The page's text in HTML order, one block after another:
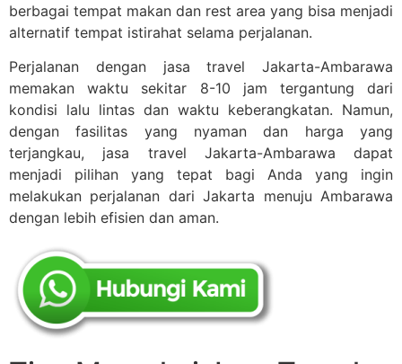
berbagai tempat makan dan rest area yang bisa menjadi
alternatif tempat istirahat selama perjalanan.
Perjalanan dengan jasa travel Jakarta-Ambarawa
memakan waktu sekitar 8-10 jam tergantung dari
kondisi lalu lintas dan waktu keberangkatan. Namun,
dengan fasilitas yang nyaman dan harga yang
terjangkau, jasa travel Jakarta-Ambarawa dapat
menjadi pilihan yang tepat bagi Anda yang ingin
melakukan perjalanan dari Jakarta menuju Ambarawa
dengan lebih efisien dan aman.